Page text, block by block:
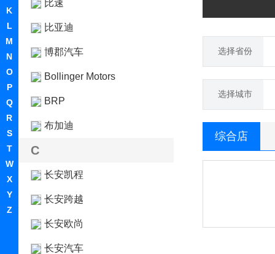
K
L
M
N
O
P
Q
R
S
T
W
X
Y
Z
比速
比亚迪
博郡汽车
Bollinger Motors
BRP
布加迪
C
长安凯程
长安跨越
长安欧尚
长安汽车
选择省份
选择城市
综合店